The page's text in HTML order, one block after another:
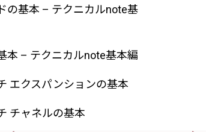
の基本 – テクニカルnote基
本 – テクニカルnote基本編
エクスパンションの基本
チャネルの基本